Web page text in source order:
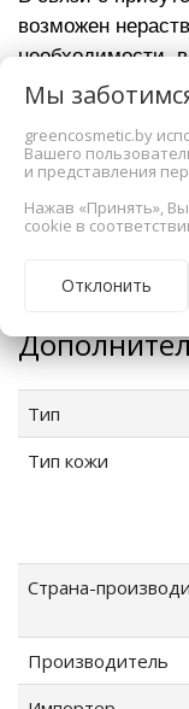
возможен
необходимости,
Хранение:при t
Cрок годности:
после вскрытия
Тип
Тип кожи
Страна-
Производитель
Мы
greencosmetic.by
Вашего
и представления
Нажав «Принять»,
cookie в
Отклонить